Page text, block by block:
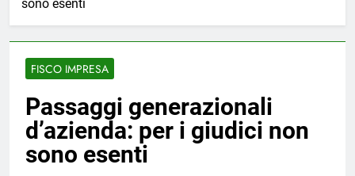
sono esenti
FISCO IMPRESA
Passaggi generazionali
d’azienda: per i giudici non
sono esenti